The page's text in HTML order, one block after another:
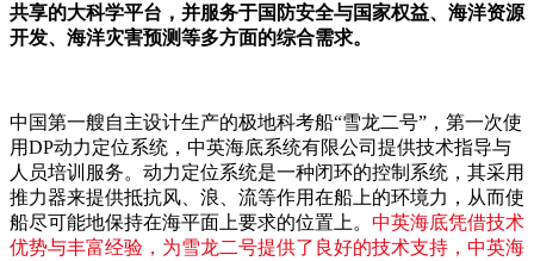
共享的大科学平台，并服务于国防安全与国家权益、海洋资源
开发、海洋灾害预测等多方面的综合需求。
中国第一艘自主设计生产的极地科考船“雪龙二号”，第一次使
用DP动力定位系统，中英海底系统有限公司提供技术指导与
人员培训服务。动力定位系统是一种闭环的控制系统，其采用
推力器来提供抵抗风、浪、流等作用在船上的环境力，从而使
船尽可能地保持在海平面上要求的位置上。 中英海底凭借技术
优势与丰富经验，为雪龙二号提供了良好的技术支持，中英海